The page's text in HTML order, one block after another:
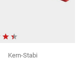
Kern-Stabi